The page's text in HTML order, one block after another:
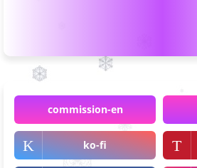
commission-en
ko-fi